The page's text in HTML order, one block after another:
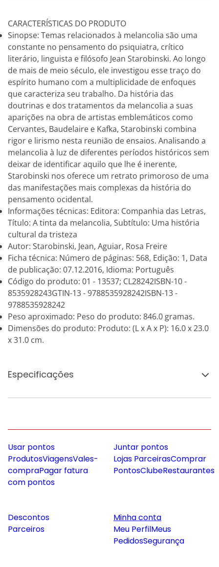
CARACTERÍSTICAS DO PRODUTO
Sinopse: Temas relacionados à melancolia são uma
constante no pensamento do psiquiatra, crítico
literário, linguista e filósofo Jean Starobinski. Ao longo
de mais de meio século, ele investigou esse traço do
espírito humano com a multiplicidade de enfoques
que caracteriza seu trabalho. Da história das
doutrinas e dos tratamentos da melancolia a suas
aparições na obra de artistas emblemáticos como
Cervantes, Baudelaire e Kafka, Starobinski combina
rigor e lirismo nesta reunião de ensaios. Analisando a
melancolia à luz de diferentes períodos históricos sem
deixar de identificar aquilo que lhe é inerente,
Starobinski nos oferece um retrato primoroso de uma
das manifestações mais complexas da história do
pensamento ocidental.
Informações técnicas: Editora: Companhia das Letras,
Título: A tinta da melancolia, Subtítulo: Uma história
cultural da tristeza
Autor: Starobinski, Jean, Aguiar, Rosa Freire
Ficha técnica: Número de páginas: 568, Edição: 1, Data
de publicação: 07.12.2016, Idioma: Português
Código do produto: 01 - 13537; CL28242ISBN-10 -
8535928243GTIN-13 - 9788535928242ISBN-13 -
9788535928242
Peso aproximado: Peso do produto: 846.0 gramas.
Dimensões do produto: Produto: (L x A x P): 16.0 x 23.0
x 31.0 cm.
Especificações
Usar pontos
ProdutosViagensVales-
compraPagar fatura
com pontos
Juntar pontos
Lojas ParceirasComprar
PontosClubeRestaurantes
Descontos
Parceiros
Minha conta
Meu PerfilMeus
PedidosSegurança